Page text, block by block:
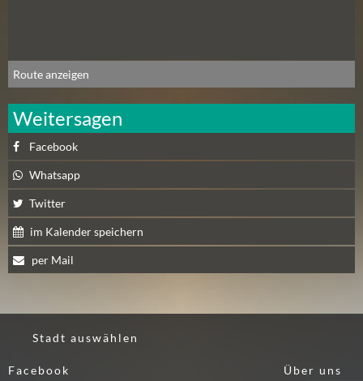
C
H
T
E
F
R
E
I
T
A
(
Route anzeigen
Weitersagen
Facebook
Whatsapp
Twitter
im Kalender speichern
per Mail
Stadt auswählen
Facebook Über uns